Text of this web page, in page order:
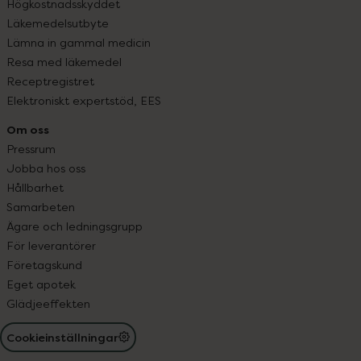
Högkostnadsskyddet
Läkemedelsutbyte
Lämna in gammal medicin
Resa med läkemedel
Receptregistret
Elektroniskt expertstöd, EES
Om oss
Pressrum
Jobba hos oss
Hållbarhet
Samarbeten
Ägare och ledningsgrupp
För leverantörer
Företagskund
Eget apotek
Glädjeeffekten
Cookieinställningar